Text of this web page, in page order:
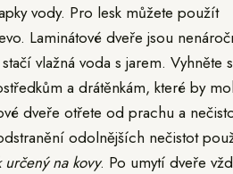
vody. Pro lesk můžete použít
Laminátové dveře jsou
vlažná voda s jarem. Vyhněte
a drátěnkám, které by
dveře otřete od prachu a
odolnějších nečistot
na kovy. Po umytí dveře